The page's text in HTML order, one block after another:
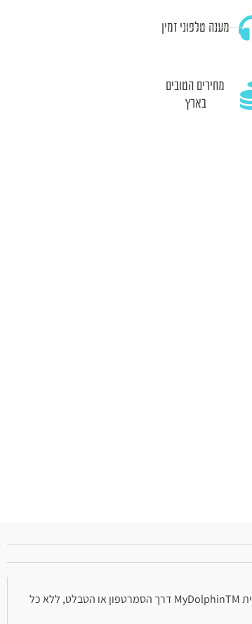
מענה טלפוני זמין
מחירים הטובים
בארץ
תוצאות ניקוי בריכה ללא פשרות, עם חוייה יוצאת דופן של קלות שמוש. ניתן לשלוט במכשיר ה- דולפין S400 דרך ספק כח רב-תכליתי או לחלופין להשתמש באפליקציית MyDolphinTM דרך הסמרטפון או הטבלט, ללא כל